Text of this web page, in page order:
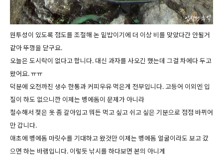
원투성이 있도록 점도를 조절해 논 밑밥이기에 더 이상 비를 맞았다간 안될거
같아 뚜껑을 닫구요.
오늘은 도시락이 없다고 합니다. 대신 과자를 사오긴 했는데 그걸 차에다 두고
왔어요. ㅠㅠ
덕분에 오전까진 생수 한통과 커피우유 먹은게 전부입니다. 고등어 이외엔 입
질이 하도 없으니깐 이제는 벵에돔이 문제가 아니라
철수해서 젖은 옷 좀 갈아입고 뭐든 먹고 싶고 쉬고 싶은 기분으로 점점 바뀌어
만 갑니다.
애초에 벵에돔 마릿수를 기대하고 왔것만 이제는 벵에돔 얼굴이라도 보고 갔
으면 하는 바램입니다. 이렇듯 낚시를 하다보면 본의 아니게